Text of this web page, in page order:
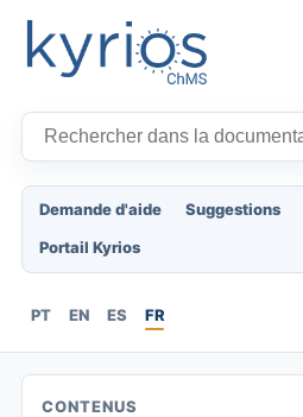
Demande d'aide Suggestions
Portail Kyrios
PT EN ES FR
CONTENUS